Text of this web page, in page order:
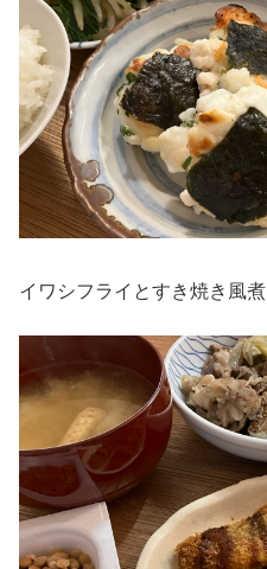
イワシフライとすき焼き風煮